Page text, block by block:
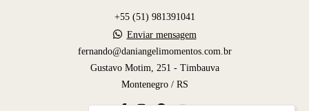
+55 (51) 981391041
Enviar mensagem
fernando@daniangelimomentos.com.br
Gustavo Motim, 251 - Timbauva
Montenegro / RS